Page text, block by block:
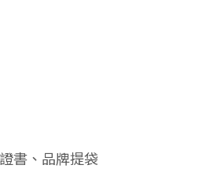
書、品牌提袋